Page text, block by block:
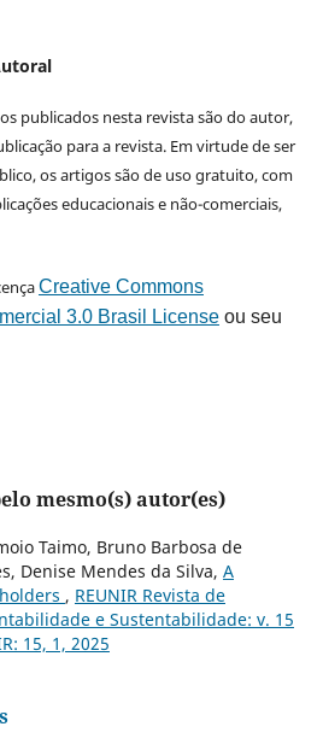
publicados nesta revista são do autor,
para a revista. Em virtude de ser
os artigos são de uso gratuito, com
educacionais e não-comerciais,
Creative Commons
3.0 Brasil Licenseou seu
mesmo(s) autor(es)
Taimo, Bruno Barbosa de
Denise Mendes da Silva, A
, REUNIR Revista de
e Sustentabilidade: v. 15
15, 1, 2025